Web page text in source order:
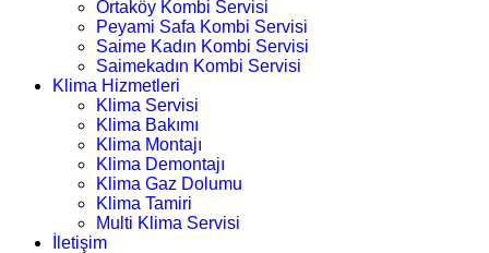
Ortaköy Kombi Servisi
Peyami Safa Kombi Servisi
Saime Kadın Kombi Servisi
Saimekadın Kombi Servisi
Klima Hizmetleri
Klima Servisi
Klima Bakımı
Klima Montajı
Klima Demontajı
Klima Gaz Dolumu
Klima Tamiri
Multi Klima Servisi
İletişim